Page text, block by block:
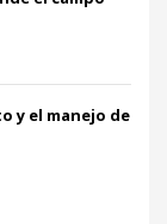
y el manejo de